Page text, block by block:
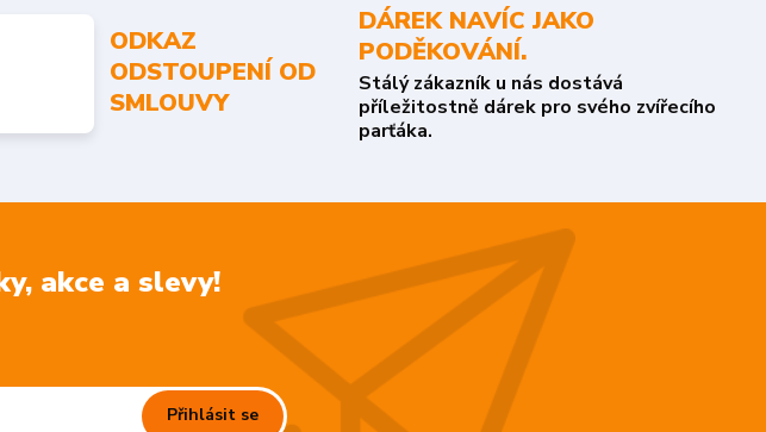
ODKAZ
ODSTOUPENÍ OD
SMLOUVY
DÁREK NAVÍC JAKO
PODĚKOVÁNÍ.
Stálý zákazník u nás dostává
příležitostně dárek pro svého zvířecího
parťáka.
akce a slevy!
Přihlásit se